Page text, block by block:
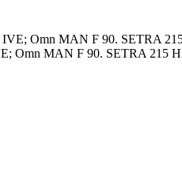
Omn MAN F 90. SETRA
Omn MAN F 90. SETRA 215